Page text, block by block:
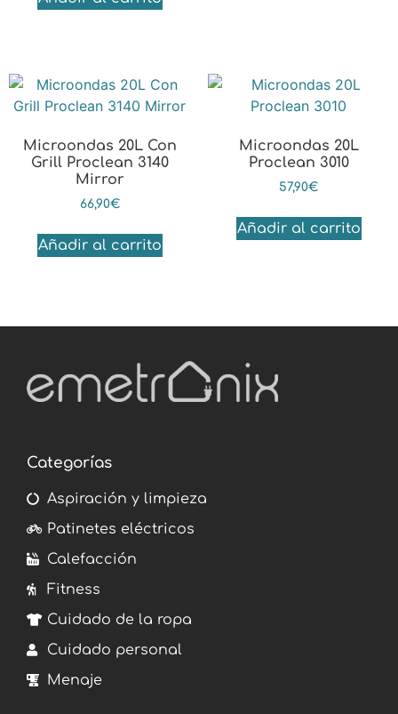
Microondas 20L Con
Grill Proclean 3140
Mirror
66,90€
Añadir al carrito
Microondas 20L
Proclean 3010
57,90€
Añadir al carrito
Categorías
Aspiración y limpieza
Patinetes eléctricos
Calefacción
Fitness
Cuidado de la ropa
Cuidado personal
Menaje